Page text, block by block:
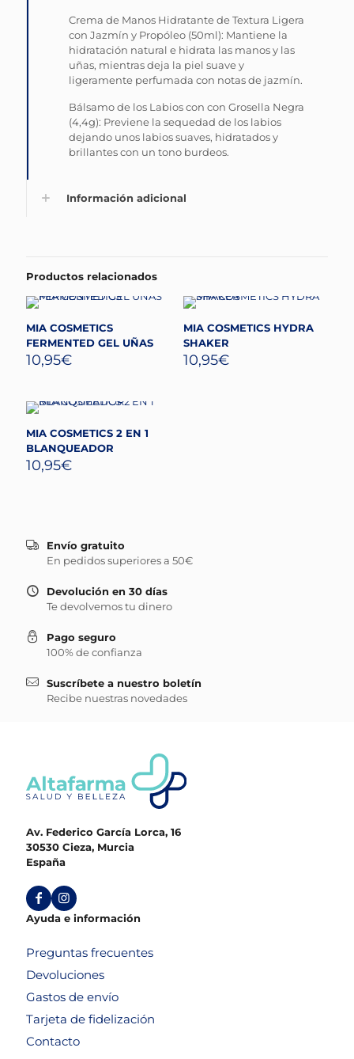
Crema de Manos Hidratante de Textura Ligera
con Jazmín y Propóleo (50ml): Mantiene la
hidratación natural e hidrata las manos y las
uñas, mientras deja la piel suave y
ligeramente perfumada con notas de jazmín.
Bálsamo de los Labios con con Grosella Negra
(4,4g): Previene la sequedad de los labios
dejando unos labios suaves, hidratados y
brillantes con un tono burdeos.
Información adicional
Productos relacionados
MIA COSMETICS
FERMENTED GEL UÑAS
10,95€
MIA COSMETICS HYDRA
SHAKER
10,95€
MIA COSMETICS 2 EN 1
BLANQUEADOR
10,95€
Envío gratuito
En pedidos superiores a 50€
Devolución en 30 días
Te devolvemos tu dinero
Pago seguro
100% de confianza
Suscríbete a nuestro boletín
Recibe nuestras novedades
Av. Federico García Lorca, 16
30530 Cieza, Murcia
España
Ayuda e información
Preguntas frecuentes
Devoluciones
Gastos de envío
Tarjeta de fidelización
Contacto